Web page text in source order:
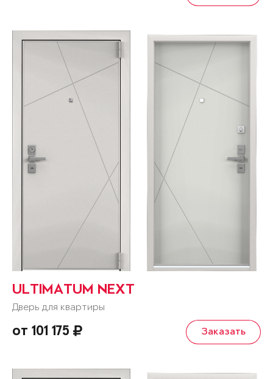
ULTIMATUM NEXT
Дверь для квартиры
от 101 175 Заказать